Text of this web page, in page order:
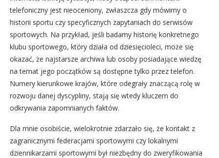
telefoniczny jest nieoceniony, zwłaszcza gdy mówimy o
historii sportu czy specyficznych zapytaniach do serwisów
sportowych. Na przykład, jeśli badamy historię konkretnego
klubu sportowego, który działa od dziesięcioleci, może się
okazać, że najstarsze archiwa lub osoby posiadające wiedzę
na temat jego początków są dostępne tylko przez telefon.
Numery kierunkowe krajów, które odegrały znaczącą rolę w
rozwoju danej dyscypliny, stają się wtedy kluczem do
odkrywania zapomnianych faktów.
Dla mnie osobiście, wielokrotnie zdarzało się, że kontakt z
zagranicznymi federacjami sportowymi czy lokalnymi
dziennikarzami sportowymi był niezbędny do zweryfikowania